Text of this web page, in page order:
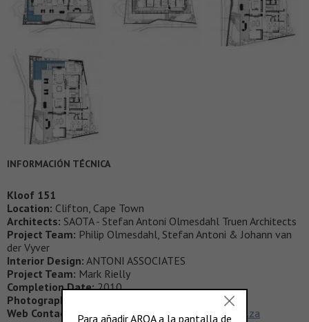
INFORMACIÓN TÉCNICA
Kloof 151
Location: Clifton, Cape Town
Architects: SAOTA - Stefan Antoni Olmesdahl Truen Architects
Project Team: Philip Olmesdahl, Stefan Antoni & Johann van
der Vyver
Interior Design: ANTONI ASSOCIATES
Project Team: Mark Rielly
Completion Date:2010
Photographs:
Web Contacts:
www.saota.com www.aainteriors.co.za